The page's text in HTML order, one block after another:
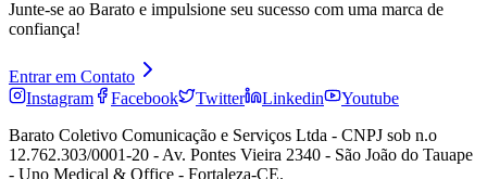
Junte-se ao Barato e impulsione seu sucesso com uma marca de
confiança!
Entrar em Contato
Instagram
Facebook Twitter Linkedin
Youtube
Barato Coletivo Comunicação e Serviços Ltda - CNPJ sob n.o
12.762.303/0001-20 - Av. Pontes Vieira 2340 - São João do Tauape
- Uno Medical & Office - Fortaleza-CE.